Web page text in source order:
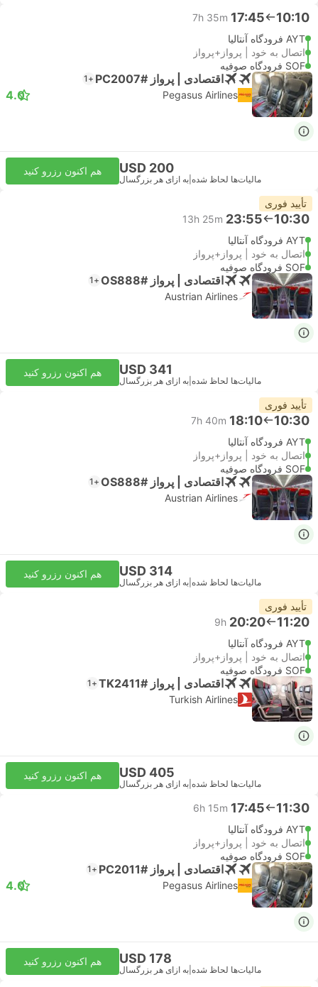
10:10
17:45
7h 35m
AYT فرودگاه آنتالیا
اتصال به خود | پرواز+پرواز
SOF فرودگاه صوفیه
اقتصادی | پرواز #PC2007 +1
Pegasus Airlines
4.0
USD 200
مالیات‌ها لحاظ شده به ازای هر بزرگسال
هم اکنون رزرو کنید
تأیید فوری
10:30
23:55
13h 25m
AYT فرودگاه آنتالیا
اتصال به خود | پرواز+پرواز
SOF فرودگاه صوفیه
اقتصادی | پرواز #OS888 +1
Austrian Airlines
USD 341
مالیات‌ها لحاظ شده به ازای هر بزرگسال
هم اکنون رزرو کنید
تأیید فوری
10:30
18:10
7h 40m
AYT فرودگاه آنتالیا
اتصال به خود | پرواز+پرواز
SOF فرودگاه صوفیه
اقتصادی | پرواز #OS888 +1
Austrian Airlines
USD 314
مالیات‌ها لحاظ شده به ازای هر بزرگسال
هم اکنون رزرو کنید
تأیید فوری
11:20
20:20
9h
AYT فرودگاه آنتالیا
اتصال به خود | پرواز+پرواز
SOF فرودگاه صوفیه
اقتصادی | پرواز #TK2411 +1
Turkish Airlines
USD 405
مالیات‌ها لحاظ شده به ازای هر بزرگسال
هم اکنون رزرو کنید
11:30
17:45
6h 15m
AYT فرودگاه آنتالیا
اتصال به خود | پرواز+پرواز
SOF فرودگاه صوفیه
اقتصادی | پرواز #PC2011 +1
Pegasus Airlines
4.0
USD 178
مالیات‌ها لحاظ شده به ازای هر بزرگسال
هم اکنون رزرو کنید